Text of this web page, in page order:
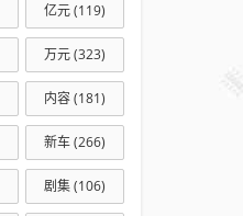
亿元(119)
万元(323)
内容(181)
新车(266)
剧集(106)